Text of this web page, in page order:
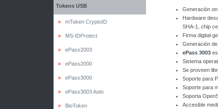
Tokens USB
» mToken CryptoID
» MS-IDProtect
» ePass2003
» ePass2000
» ePass3000
» ePass3003 Auto
» BioToken
Generación
Hardware
SHA-1, chip
Firma digital
Generación
ePass 3003
Sistema
Se proveen
Soporte para
Soporte para
Soporta
Accesible